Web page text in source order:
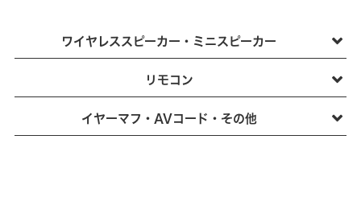
ワイヤレススピーカー・ミニスピーカー
リモコン
イヤーマフ・AVコード・その他